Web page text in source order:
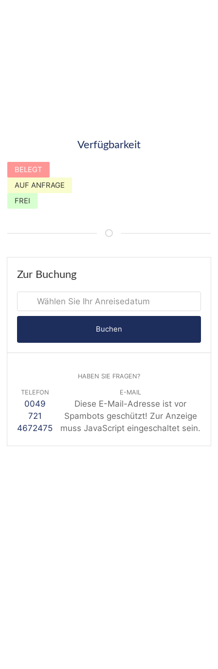
Verfügbarkeit
BELEGT
AUF ANFRAGE
FREI
Zur Buchung
Buchen
HABEN SIE FRAGEN?
TELEFON
0049
721
4672475
E-MAIL
Diese E-Mail-Adresse ist vor
Spambots geschützt! Zur Anzeige
muss JavaScript eingeschaltet sein.